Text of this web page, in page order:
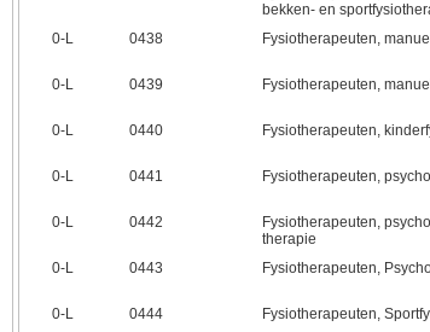
bekken- en
0‑L
0438 Fysiotherapeuten,
0‑L
0439 Fysiotherapeuten,
0‑L
0440 Fysiotherapeuten,
0‑L
0441 Fysiotherapeuten,
0‑L
0442
Fysiotherapeuten,
therapie
0‑L
0443 Fysiotherapeuten,
0‑L
0444 Fysiotherapeuten,